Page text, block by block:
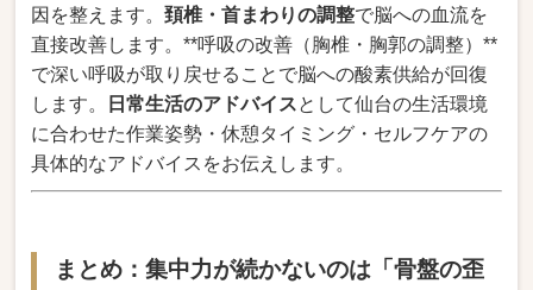
因を整えます。頚椎・首まわりの調整で脳への血流を
直接改善します。**呼吸の改善（胸椎・胸郭の調整）**
で深い呼吸が取り戻せることで脳への酸素供給が回復
します。
日常生活のアドバイスとして仙台の生活環境
に合わせた作業姿勢・休憩タイミング・セルフケアの
具体的なアドバイスをお伝えします。
まとめ：集中力が続かないのは「骨盤の歪